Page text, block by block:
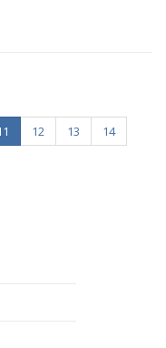
12 13
14